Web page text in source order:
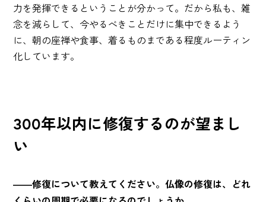
力を発揮できるということが分かって。だから私も、雑
念を減らして、今やるべきことだけに集中できるよう
に、朝の座禅や食事、着るものまである程度ルーティン
化しています。
300年以内に修復するのが望まし
い
――修復について教えてください。仏像の修復は、どれ